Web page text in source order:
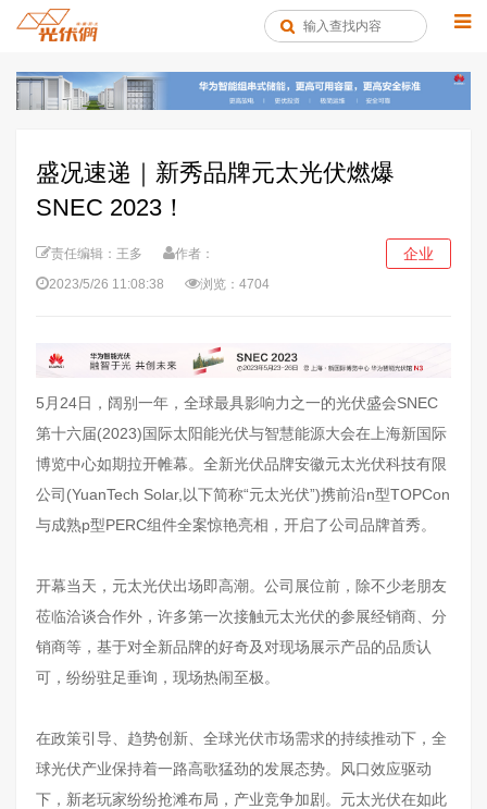
盛况速递｜新秀品牌元太光伏燃爆
SNEC 2023！
责任编辑：王多
作者：
2023/5/26 11:08:38
浏览：4704
企业
5月24日，阔别一年，全球最具影响力之一的光伏盛会SNEC
第十六届(2023)国际太阳能光伏与智慧能源大会在上海新国际
博览中心如期拉开帷幕。全新光伏品牌安徽元太光伏科技有限
公司(YuanTech Solar,以下简称“元太光伏”)携前沿n型TOPCon
与成熟p型PERC组件全案惊艳亮相，开启了公司品牌首秀。
开幕当天，元太光伏出场即高潮。公司展位前，除不少老朋友
莅临洽谈合作外，许多第一次接触元太光伏的参展经销商、分
销商等，基于对全新品牌的好奇及对现场展示产品的品质认
可，纷纷驻足垂询，现场热闹至极。
在政策引导、趋势创新、全球光伏市场需求的持续推动下，全
球光伏产业保持着一路高歌猛劲的发展态势。风口效应驱动
下，新老玩家纷纷抢滩布局，产业竞争加剧。元太光伏在如此